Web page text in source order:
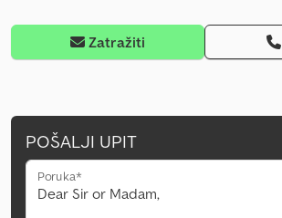
Zatražiti
POŠALJI UPIT
Poruka*